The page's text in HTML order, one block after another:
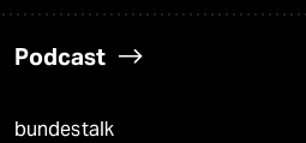
Podcast
bundestalk